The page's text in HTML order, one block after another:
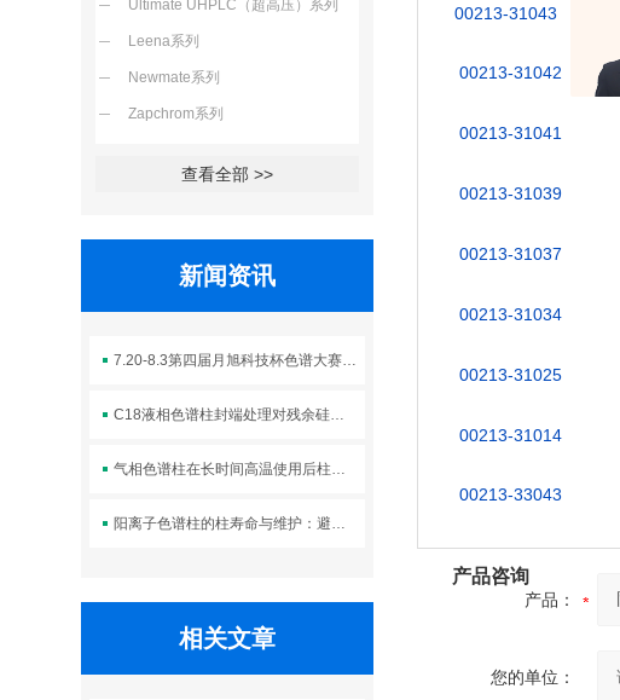
Ultimate UHPLC（超高压）系列
Leena系列
Newmate系列
Zapchrom系列
查看全部 >>
新闻资讯
7.20-8.3第四届月旭科技杯色谱大赛 万元大奖等你
C18液相色谱柱封端处理对残余硅羟基的屏蔽及峰拖尾改善效果
气相色谱柱在长时间高温使用后柱效下降的诊断与切割修复技术
阳离子色谱柱的柱寿命与维护：避免过渡金属污染与柱性能下降
相关文章
00213-31043
00213-31042
00213-31041
00213-31039
00213-31037
00213-31034
00213-31025
00213-31014
00213-33043
产品咨询
产品：
您的单位：